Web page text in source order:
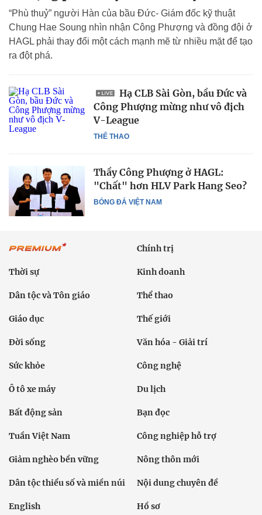
“Phù thuỷ” người Hàn của bầu Đức- Giám đốc kỹ thuật
Chung Hae Soung nhìn nhận Công Phượng và đồng đội ở
HAGL phải thay đổi một cách mạnh mẽ từ nhiều mặt để tạo
ra đột phá.
THỂ THAO
Hạ CLB Sài Gòn, bầu Đức và
Công Phượng mừng như vô địch
V-League
BÓNG ĐÁ VIỆT NAM
Thầy Công Phượng ở HAGL:
"Chất" hơn HLV Park Hang Seo?
Chính trị
Thời sự Kinh doanh
Dân tộc và Tôn giáo Thể thao
Giáo dục Thế giới
Đời sống Văn hóa - Giải trí
Sức khỏe Công nghệ
Ô tô xe máy Du lịch
Bất động sản Bạn đọc
Tuần Việt Nam Công nghiệp hỗ trợ
Giảm nghèo bền vững Nông thôn mới
Dân tộc thiểu số và miền núi Nội dung chuyên đề
English Hồ sơ